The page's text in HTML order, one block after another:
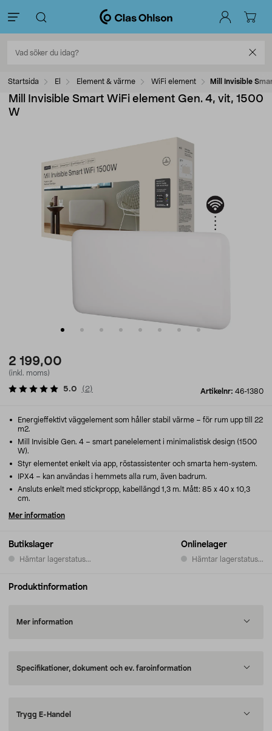
Startsida El Element & värme WiFi element Mill Invisible
Mill Invisible Smart WiFi element Gen. 4, vit, 1500
W
2 199,00
(inkl. moms)
Artikelnr: 46-1380
5.0 ( 2)
Butikslager
Hämtar lagerstatus...
Onlinelager
Hämtar lagerstatus...
Energieffektivt väggelement som håller stabil värme – för rum upp till 22
m2.
Mill Invisible Gen. 4 – smart panelelement i minimalistisk design (1500
W).
Styr elementet enkelt via app, röstassistenter och smarta hem-system.
IPX4 – kan användas i hemmets alla rum, även badrum.
Ansluts enkelt med stickpropp, kabellängd 1,3 m. Mått: 85 x 40 x 10,3
cm.
Mer information
Produktinformation
Mer information
Specifikationer, dokument och ev. faroinformation
Trygg E-Handel